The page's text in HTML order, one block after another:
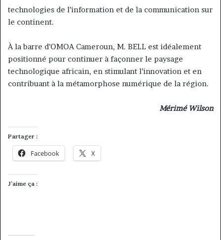
technologies de l’information et de la communication sur
le continent.
À la barre d’OMOA Cameroun, M. BELL est idéalement
positionné pour continuer à façonner le paysage
technologique africain, en stimulant l’innovation et en
contribuant à la métamorphose numérique de la région.
Mérimé Wilson
Partager :
Facebook X
J’aime ça :